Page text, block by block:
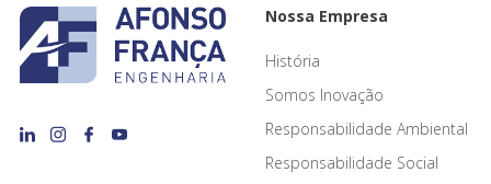
Nossa Empresa
História
Somos Inovação
Responsabilidade Ambiental
Responsabilidade Social